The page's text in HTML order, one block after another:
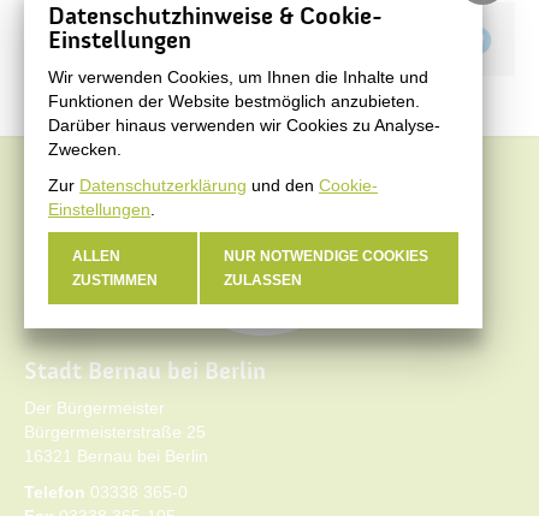
Teilen auf
Stadt Bernau bei Berlin
Der Bürgermeister
Bürgermeisterstraße 25
16321 Bernau bei Berlin
Telefon 03338 365-0
Datenschutzhinweise & Cookie-
Einstellungen
Wir verwenden Cookies, um Ihnen die Inhalte und
Funktionen der Website bestmöglich anzubieten.
Darüber hinaus verwenden wir Cookies zu Analyse-
Zwecken.
Zur Datenschutzerklärung und den Cookie-
Einstellungen
ALLEN
ZUSTIMMEN
NUR NOTWENDIGE COOKIES
ZULASSEN